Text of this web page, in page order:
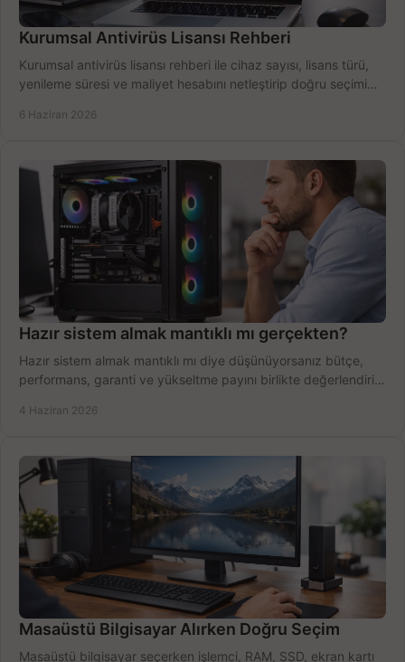
Kurumsal Antivirüs Lisansı Rehberi
Kurumsal antivirüs lisansı rehberi ile cihaz sayısı, lisans türü,
yenileme süresi ve maliyet hesabını netleştirip doğru seçimi
6 Haziran 2026
Hazır sistem almak mantıklı mı gerçekten?
Hazır sistem almak mantıklı mı diye düşünüyorsanız bütçe,
performans, garanti ve yükseltme payını birlikte değerlendirin,
4 Haziran 2026
Masaüstü Bilgisayar Alırken Doğru Seçim
Masaüstü bilgisayar seçerken işlemci, RAM, SSD, ekran kartı